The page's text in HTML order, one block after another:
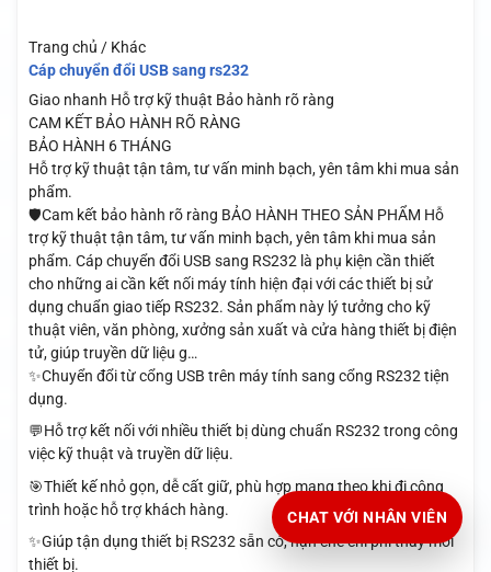
Trang chủ / Khác
Cáp chuyển đổi USB sang rs232
Giao nhanh Hỗ trợ kỹ thuật Bảo hành rõ ràng
CAM KẾT BẢO HÀNH RÕ RÀNG
BẢO HÀNH 6 THÁNG
Hỗ trợ kỹ thuật tận tâm, tư vấn minh bạch, yên tâm khi mua sản
phẩm.
🛡️Cam kết bảo hành rõ ràng BẢO HÀNH THEO SẢN PHẨM Hỗ
trợ kỹ thuật tận tâm, tư vấn minh bạch, yên tâm khi mua sản
phẩm. Cáp chuyển đổi USB sang RS232 là phụ kiện cần thiết
cho những ai cần kết nối máy tính hiện đại với các thiết bị sử
dụng chuẩn giao tiếp RS232. Sản phẩm này lý tưởng cho kỹ
thuật viên, văn phòng, xưởng sản xuất và cửa hàng thiết bị điện
tử, giúp truyền dữ liệu g…
✨Chuyển đổi từ cổng USB trên máy tính sang cổng RS232 tiện
dụng.
💬Hỗ trợ kết nối với nhiều thiết bị dùng chuẩn RS232 trong công
việc kỹ thuật và truyền dữ liệu.
🎯Thiết kế nhỏ gọn, dễ cất giữ, phù hợp mang theo khi đi công
trình hoặc hỗ trợ khách hàng.
✨Giúp tận dụng thiết bị RS232 sẵn có, hạn chế chi phí thay mới
thiết bị.
CHAT VỚI NHÂN VIÊN